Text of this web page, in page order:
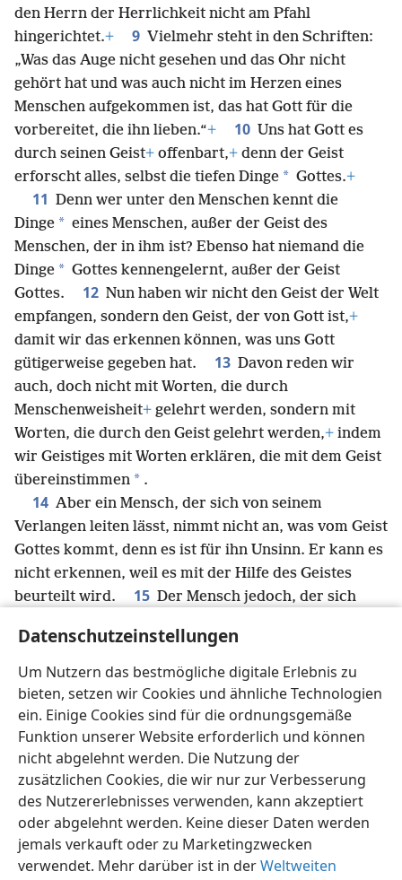
Datenschutzeinstellungen
Um Nutzern das bestmögliche digitale Erlebnis zu
bieten, setzen wir Cookies und ähnliche Technologien
ein. Einige Cookies sind für die ordnungsgemäße
Funktion unserer Website erforderlich und können
nicht abgelehnt werden. Die Nutzung der
zusätzlichen Cookies, die wir nur zur Verbesserung
des Nutzererlebnisses verwenden, kann akzeptiert
oder abgelehnt werden. Keine dieser Daten werden
jemals verkauft oder zu Marketingzwecken
verwendet. Mehr darüber ist in derWeltweiten
den Herrn der Herrlichkeit nicht am Pfahl
hingerichtet.+ 9 Vielmehr steht in den Schriften:
„Was das Auge nicht gesehen und das Ohr nicht
gehört hat und was auch nicht im Herzen eines
Menschen aufgekommen ist, das hat Gott für die
vorbereitet, die ihn lieben.“+ 10 Uns hat Gott es
durch seinen Geist+ offenbart,+ denn der Geist
erforscht alles, selbst die tiefen Dinge * Gottes.+
11 Denn wer unter den Menschen kennt die
Dinge * eines Menschen, außer der Geist des
Menschen, der in ihm ist? Ebenso hat niemand die
Dinge * Gottes kennengelernt, außer der Geist
Gottes.
12 Nun haben wir nicht den Geist der Welt
empfangen, sondern den Geist, der von Gott ist,+
damit wir das erkennen können, was uns Gott
gütigerweise gegeben hat.
13 Davon reden wir
auch, doch nicht mit Worten, die durch
Menschenweisheit+ gelehrt werden, sondern mit
Worten, die durch den Geist gelehrt werden,+ indem
wir Geistiges mit Worten erklären, die mit dem Geist
übereinstimmen * .
14 Aber ein Mensch, der sich von seinem
Verlangen leiten lässt, nimmt nicht an, was vom Geist
Gottes kommt, denn es ist für ihn Unsinn. Er kann es
nicht erkennen, weil es mit der Hilfe des Geistes
beurteilt wird.
15 Der Mensch jedoch, der sich
selbst aber wird von keinem Menschen beurteilt.
16 Denn „wer hat die Denkweise * Jehovas
kennengelernt, sodass er ihn belehren könnte“?+Wir
aber haben die Denkweise * Christi.+
Deutsch Teilen Einstellungen
Copyright© 2026 Watch Tower Bible and Tract Society of Pennsylvania
Nutzungsbedingungen
Datenschutzerklärung
Datenschutzeinstellungen
JW.ORG Anmelden